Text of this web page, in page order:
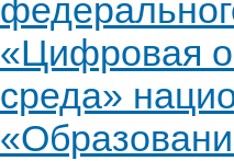
«Цифровая
среда»